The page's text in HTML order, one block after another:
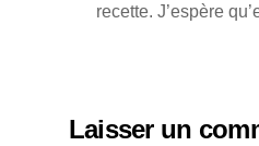
recette. J’espère
Laisser un